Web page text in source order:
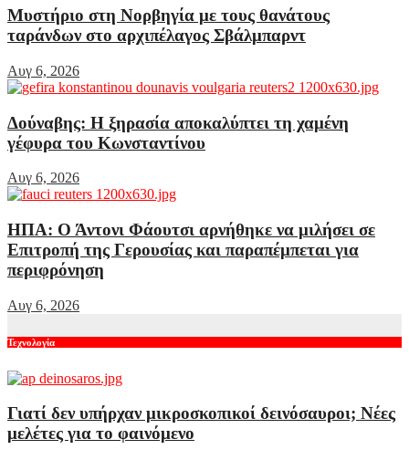
Μυστήριο στη Νορβηγία με τους θανάτους
ταράνδων στο αρχιπέλαγος Σβάλμπαρντ
Αυγ 6, 2026
Δούναβης: Η ξηρασία αποκαλύπτει τη χαμένη
γέφυρα του Κωνσταντίνου
Αυγ 6, 2026
ΗΠΑ: Ο Άντονι Φάουτσι αρνήθηκε να μιλήσει σε
Επιτροπή της Γερουσίας και παραπέμπεται για
περιφρόνηση
Αυγ 6, 2026
Τεχνολογία
Γιατί δεν υπήρχαν μικροσκοπικοί δεινόσαυροι; Νέες
μελέτες για το φαινόμενο